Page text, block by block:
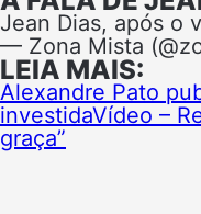
Jean Dias, após o
— Zona Mista
LEIA MAIS:
Alexandre Pato
investidaVídeo –
graça”